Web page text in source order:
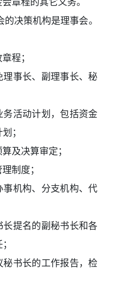
的决策机构是理事会。
程；
理事长、副理事长、秘
务活动计划，包括资金
；
及决算审定；
制度；
事机构、分支机构、代
长提名的副秘书长和各
秘书长的工作报告，检